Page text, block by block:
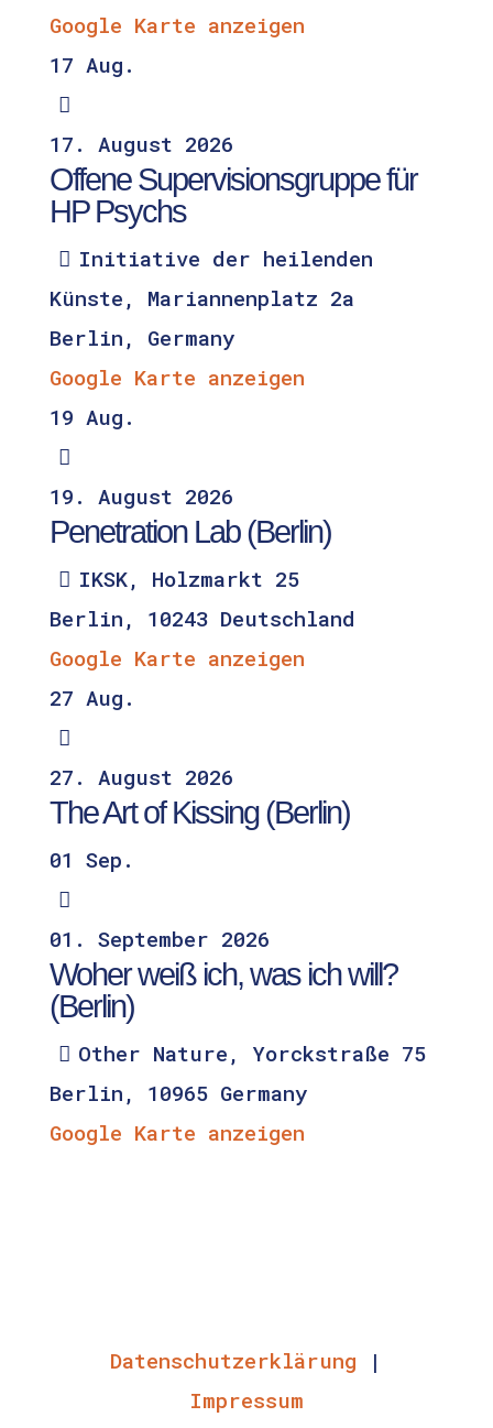
Google Karte anzeigen
17 Aug.
17. August 2026
Offene Supervisionsgruppe für
HP Psychs
Initiative der heilenden
Künste, Mariannenplatz 2a
Berlin ,
Germany
Google Karte anzeigen
19 Aug.
19. August 2026
Penetration Lab (Berlin)
IKSK, Holzmarkt 25
Berlin , 10243 Deutschland
Google Karte anzeigen
27 Aug.
27. August 2026
The Art of Kissing (Berlin)
01 Sep.
01. September 2026
Woher weiß ich, was ich will?
(Berlin)
Other Nature, Yorckstraße 75
Berlin , 10965 Germany
Google Karte anzeigen
Datenschutzerklärung |
Impressum